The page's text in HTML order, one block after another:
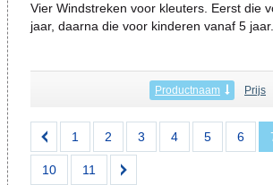
Vier Windstreken voor kleuters. Eerst die
jaar, daarna die voor kinderen vanaf 5 jaar.
Productnaam Prijs
1 2 3 4 5 6
10 11